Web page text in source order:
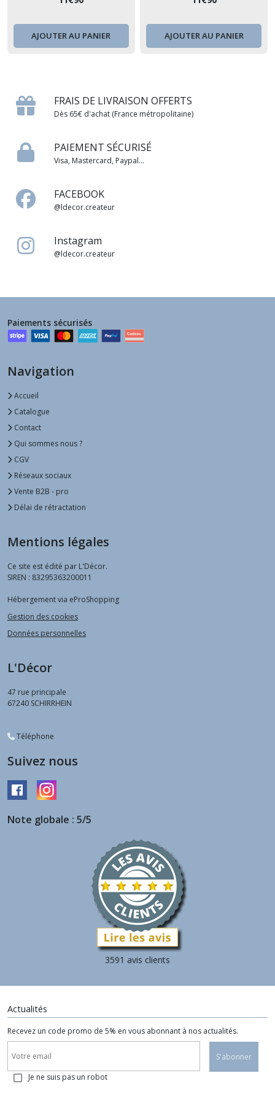
sapin de Noël, suspension
en bois
AJOUTER AU PANIER
décoration pour sapin de
Noël, suspension en bois
AJOUTER AU PANIER
FRAIS DE LIVRAISON OFFERTS
Dès 65€ d'achat (France métropolitaine)
PAIEMENT SÉCURISÉ
Visa, Mastercard, Paypal...
FACEBOOK
@ldecor.createur
Instagram
@ldecor.createur
Paiements sécurisés
Navigation
Accueil
Catalogue
Contact
Qui sommes nous ?
CGV
Réseaux sociaux
Vente B2B - pro
Délai de rétractation
Mentions légales
Ce site est édité par L'Décor.
SIREN : 83295363200011
Hébergement via eProShopping
Gestion des cookies
Données personnelles
L'Décor
47 rue principale
67240 SCHIRRHEIN
Téléphone
Suivez nous
Note globale : 5/5
3591 avis clients
Actualités
Recevez un code promo de 5% en vous abonnant à nos actualités.
S'abonner
Je ne suis pas un robot